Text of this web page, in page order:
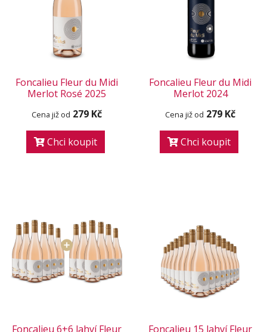
Foncalieu Fleur du Midi
Merlot Rosé 2025
Cena již od 279 Kč
Chci koupit
Foncalieu Fleur du Midi
Merlot 2024
Cena již od 279 Kč
Chci koupit
Foncalieu 6+6 lahví Fleur Foncalieu 15 lahví Fleur